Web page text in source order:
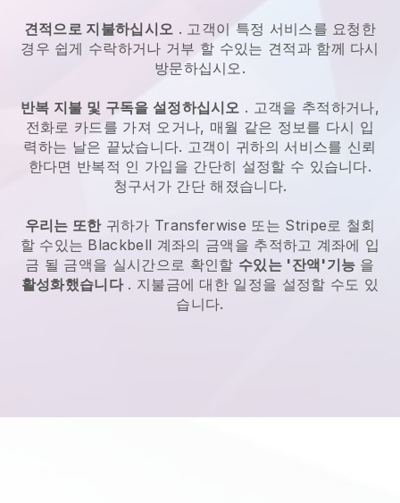
견적으로 지불하십시오 . 고객이 특정 서비스를 요청한
경우 쉽게 수락하거나 거부 할 수있는 견적과 함께 다시
방문하십시오.
반복 지불 및 구독을 설정하십시오 . 고객을 추적하거나,
전화로 카드를 가져 오거나, 매월 같은 정보를 다시 입
력하는 날은 끝났습니다. 고객이 귀하의 서비스를 신뢰
한다면 반복적 인 가입을 간단히 설정할 수 있습니다.
청구서가 간단 해졌습니다.
우리는 또한귀하가 Transferwise 또는 Stripe로 철회
할 수있는 Blackbell 계좌의 금액을 추적하고 계좌에 입
금 될 금액을 실시간으로 확인할 수있는 '잔액'기능 을
활성화했습니다. 지불금에 대한 일정을 설정할 수도 있
습니다.